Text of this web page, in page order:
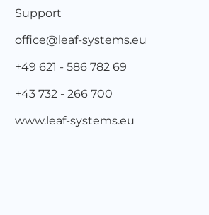
Support
office@leaf-systems.eu
+49 621 - 586 782 69
+43 732 - 266 700
www.leaf-systems.eu